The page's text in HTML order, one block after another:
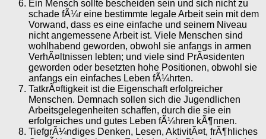
Ein Mensch sollte bescheiden sein und sich nicht zu
schade fÃ¼r eine bestimmte legale Arbeit sein mit dem
Vorwand, dass es eine einfache und seinem Niveau
nicht angemessene Arbeit ist. Viele Menschen sind
wohlhabend geworden, obwohl sie anfangs in armen
VerhÃ¤ltnissen lebten; und viele sind PrÃ¤sidenten
geworden oder besetzten hohe Positionen, obwohl sie
anfangs ein einfaches Leben fÃ¼hrten.
TatkrÃ¤ftigkeit ist die Eigenschaft erfolgreicher
Menschen. Demnach sollen sich die Jugendlichen
Arbeitsgelegenheiten schaffen, durch die sie ein
erfolgreiches und gutes Leben fÃ¼hren kÃ¶nnen.
TiefgrÃ¼ndiges Denken, Lesen, AktivitÃ¤t, frÃ¶hliches